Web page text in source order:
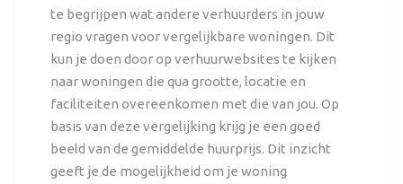
te begrijpen wat andere verhuurders in jouw
regio vragen voor vergelijkbare woningen. Dit
kun je doen door op verhuurwebsites te kijken
naar woningen die qua grootte, locatie en
faciliteiten overeenkomen met die van jou. Op
basis van deze vergelijking krijg je een goed
beeld van de gemiddelde huurprijs. Dit inzicht
geeft je de mogelijkheid om je woning